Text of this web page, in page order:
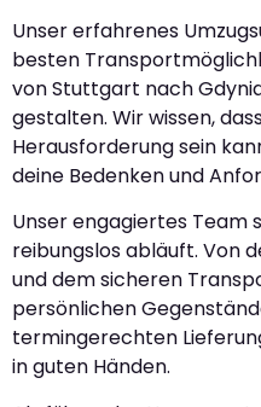
Unser erfahrenes
besten
von Stuttgart nach
gestalten. Wir wissen,
Herausforderung sein
deine Bedenken und
Unser engagiertes Team
reibungslos abläuft. Von
und dem sicheren
persönlichen
termingerechten
in guten Händen.